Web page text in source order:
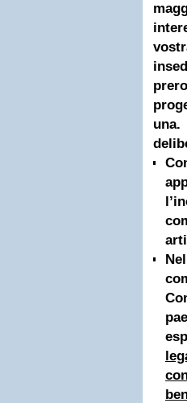
una.